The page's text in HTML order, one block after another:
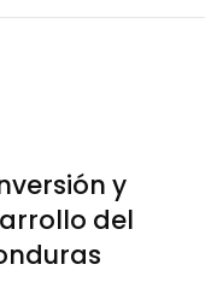
y
del